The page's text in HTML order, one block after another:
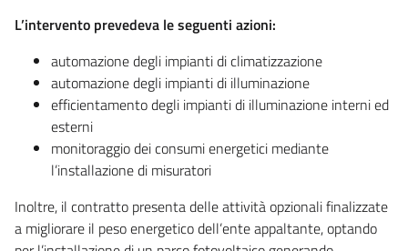
L’intervento prevedeva le seguenti azioni:
automazione degli impianti di climatizzazione
automazione degli impianti di illuminazione
efficientamento degli impianti di illuminazione interni ed
esterni
monitoraggio dei consumi energetici mediante
l’installazione di misuratori
Inoltre, il contratto presenta delle attività opzionali finalizzate
a migliorare il peso energetico dell’ente appaltante, optando